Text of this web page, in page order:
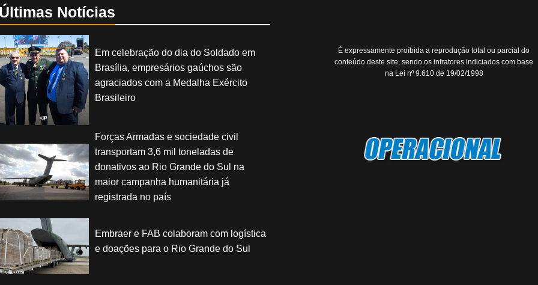
Últimas Notícias
Em celebração do dia do Soldado em
Brasília, empresários gaúchos são
agraciados com a Medalha Exército
Brasileiro
Forças Armadas e sociedade civil
transportam 3,6 mil toneladas de
donativos ao Rio Grande do Sul na
maior campanha humanitária já
registrada no país
Embraer e FAB colaboram com logística
e doações para o Rio Grande do Sul
É expressamente proíbida a reprodução total ou parcial do
conteúdo deste site, sendo os infratores indiciados com base
na Lei nº 9.610 de 19/02/1998